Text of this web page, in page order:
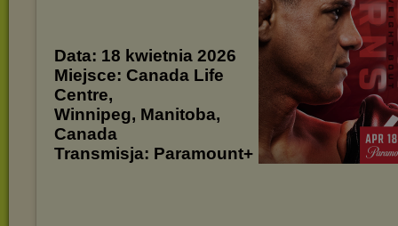
Data: 18 kwietnia 2026
Miejsce: Canada Life
Centre,
Winnipeg, Manitoba,
Canada
Transmisja: Paramount+